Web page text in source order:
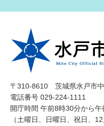
〒310-8610 茨城県水戸市
電話番号 029-224-1111
開庁時間 午前8時30分から
（土曜日、日曜日、祝日、